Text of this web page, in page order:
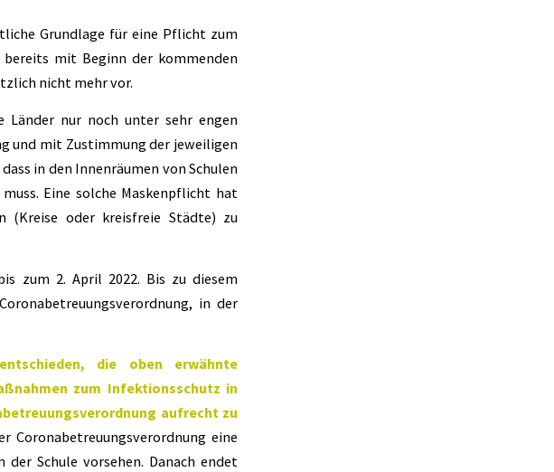
Grundlage für eine Pflicht zum
bereits mit Beginn der kommenden
nicht mehr vor.
Länder nur noch unter sehr engen
und mit Zustimmung der jeweiligen
in den Innenräumen von Schulen
Eine solche Maskenpflicht hat
(Kreise oder kreisfreie Städte) zu
zum 2. April 2022. Bis zu diesem
in der
die oben erwähnte
zum Infektionsschutz in
aufrecht zu
Coronabetreuungsverordnung eine
Schule vorsehen. Danach endet